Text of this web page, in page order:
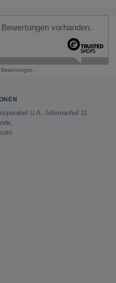
vorhanden.
U.A, Jollemanhof 11,